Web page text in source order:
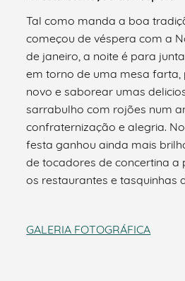
Tal como manda a boa
começou de véspera com a
de janeiro, a noite é para
em torno de uma mesa farta,
novo e saborear umas
sarrabulho com rojões num
confraternização e alegria.
festa ganhou ainda mais
de tocadores de concertina a
os restaurantes e tasquinhas
GALERIA FOTOGRÁFICA